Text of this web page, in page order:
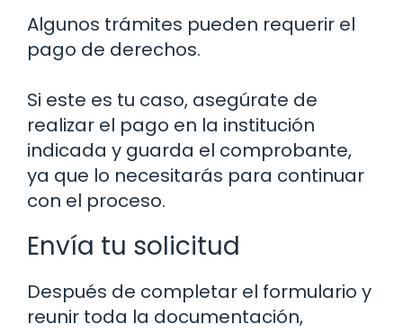
Algunos trámites pueden requerir el
pago de derechos.
Si este es tu caso, asegúrate de
realizar el pago en la institución
indicada y guarda el comprobante,
ya que lo necesitarás para continuar
con el proceso.
Envía tu solicitud
Después de completar el formulario y
reunir toda la documentación,